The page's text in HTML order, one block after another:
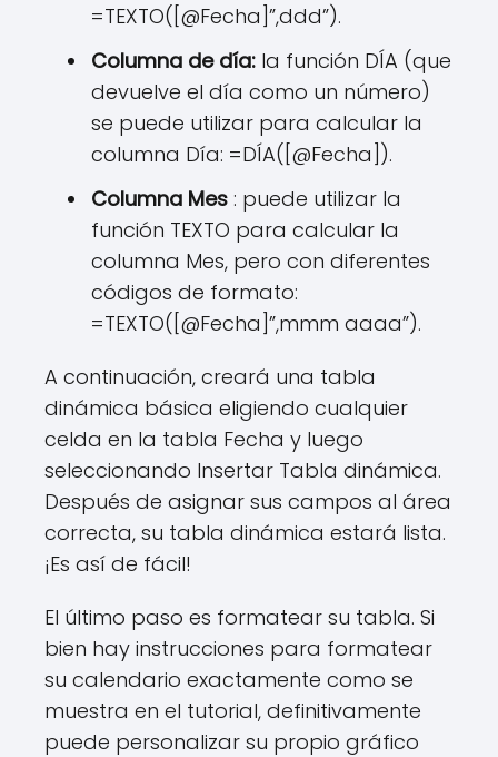
=TEXTO([@Fecha]”,ddd”).
Columna de día: la función DÍA (que
devuelve el día como un número)
se puede utilizar para calcular la
columna Día: =DÍA([@Fecha]).
Columna Mes : puede utilizar la
función TEXTO para calcular la
columna Mes, pero con diferentes
códigos de formato:
=TEXTO([@Fecha]”,mmm aaaa”).
A continuación, creará una tabla
dinámica básica eligiendo cualquier
celda en la tabla Fecha y luego
seleccionando Insertar Tabla dinámica.
Después de asignar sus campos al área
correcta, su tabla dinámica estará lista.
¡Es así de fácil!
El último paso es formatear su tabla. Si
bien hay instrucciones para formatear
su calendario exactamente como se
muestra en el tutorial, definitivamente
puede personalizar su propio gráfico